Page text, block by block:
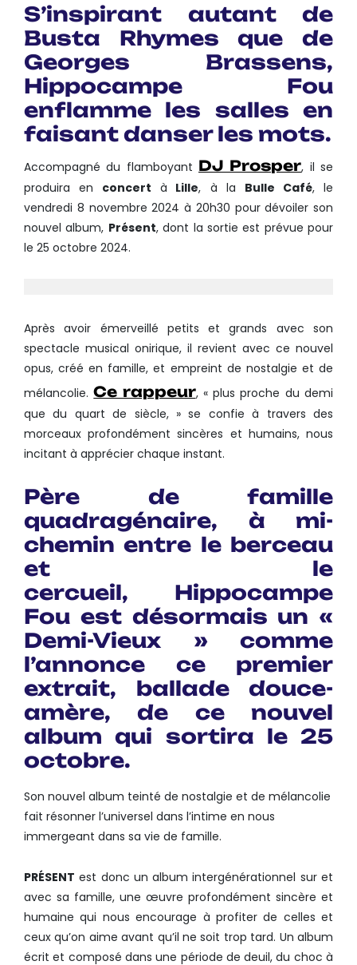
S’inspirant autant de
Busta Rhymes que de
Georges Brassens,
Hippocampe Fou
enflamme les salles en
faisant danser les mots.
Accompagné du flamboyant DJ Prosper, il se
produira en concert à Lille, à la Bulle Café, le
vendredi 8 novembre 2024 à 20h30 pour dévoiler son
nouvel album, Présent, dont la sortie est prévue pour
le 25 octobre 2024.
Après avoir émerveillé petits et grands avec son
spectacle musical onirique, il revient avec ce nouvel
opus, créé en famille, et empreint de nostalgie et de
mélancolie.Ce rappeur, « plus proche du demi
que du quart de siècle, » se confie à travers des
morceaux profondément sincères et humains, nous
incitant à apprécier chaque instant.
Père de famille
quadragénaire, à mi-
chemin entre le berceau
et le
cercueil, Hippocampe
Fou est désormais un «
Demi-Vieux » comme
l’annonce ce premier
extrait, ballade douce-
amère, de ce nouvel
album qui sortira le 25
octobre.
Son nouvel album teinté de nostalgie et de mélancolie
fait résonner l’universel dans l’intime en nous
immergeant dans sa vie de famille.
PRÉSENT est donc un album intergénérationnel sur et
avec sa famille, une œuvre profondément sincère et
humaine qui nous encourage à profiter de celles et
ceux qu’on aime avant qu’il ne soit trop tard. Un album
écrit et composé dans une période de deuil, du choc à